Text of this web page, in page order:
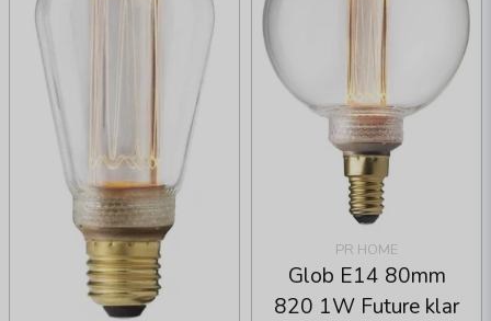
PR HOME
Glob E14 80mm
820 1W Future klar